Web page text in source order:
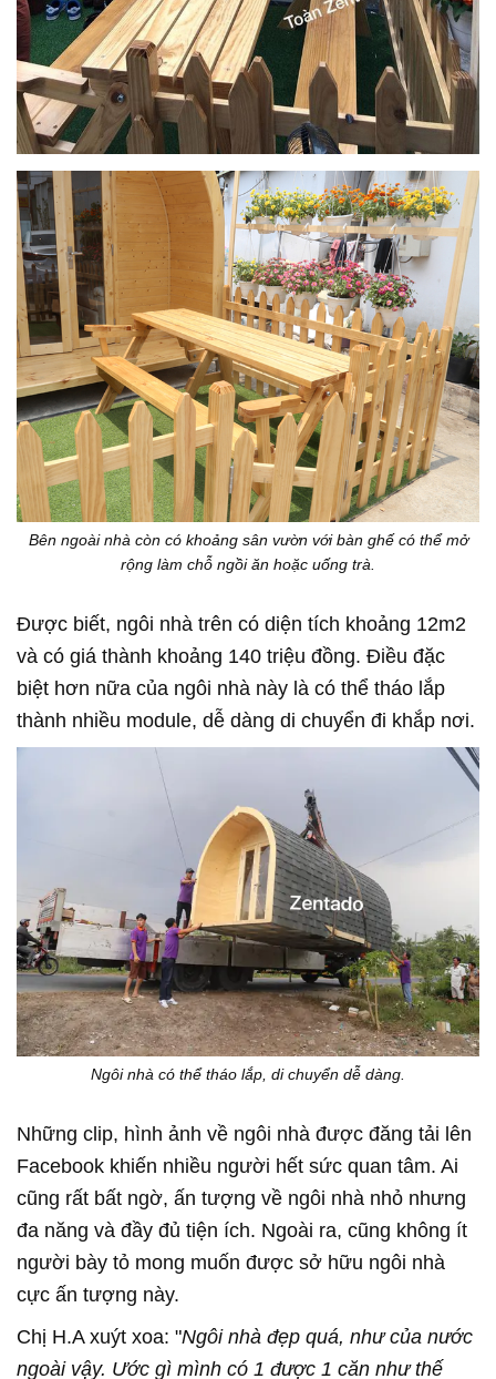
Bên ngoài nhà còn có khoảng sân vườn với bàn ghế có thể mở
rộng làm chỗ ngồi ăn hoặc uống trà.
Được biết, ngôi nhà trên có diện tích khoảng 12m2
và có giá thành khoảng 140 triệu đồng. Điều đặc
biệt hơn nữa của ngôi nhà này là có thể tháo lắp
thành nhiều module, dễ dàng di chuyển đi khắp nơi.
Ngôi nhà có thể tháo lắp, di chuyển dễ dàng.
Những clip, hình ảnh về ngôi nhà được đăng tải lên
Facebook khiến nhiều người hết sức quan tâm. Ai
cũng rất bất ngờ, ấn tượng về ngôi nhà nhỏ nhưng
đa năng và đầy đủ tiện ích. Ngoài ra, cũng không ít
người bày tỏ mong muốn được sở hữu ngôi nhà
cực ấn tượng này.
Chị H.A xuýt xoa: "Ngôi nhà đẹp quá, như của nước
ngoài vậy. Ước gì mình có 1 được 1 căn như thế